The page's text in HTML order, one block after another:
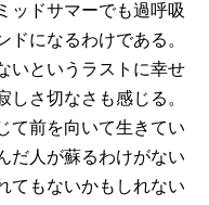
ッドサマーでも過呼吸
になるわけである。
いというラストに幸せ
しさ切なさも感じる。
て前を向いて生きてい
だ人が蘇るわけがない
てもないかもしれない